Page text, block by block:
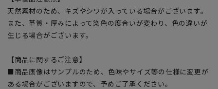
天然素材のため、キズやシワが入っている場合がございます。
また、革質・厚みによって染色の度合いが変わり、色の違いが
生じる場合がございます。
【商品に関するご注意】
■商品画像はサンプルのため、色味やサイズ等の仕様に変更が
ある場合がございますので、予めご了承ください。